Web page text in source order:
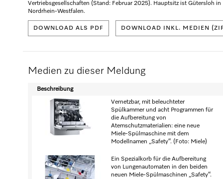
Vertriebsgesellschaften (Stand: Februar 2025). Hauptsitz ist Gütersloh in
Nordrhein-Westfalen.
DOWNLOAD ALS PDF DOWNLOAD INKL. MEDIEN
Medien zu dieser Meldung
Beschreibung
Vernetzbar, mit beleuchteter
Spülkammer und acht Programmen für
die Aufbereitung von
Atemschutzmaterialien: eine neue
Miele-Spülmaschine mit dem
Modellnamen „Safety“. (Foto: Miele)
Ein Spezialkorb für die Aufbereitung
von Lungenautomaten in den beiden
neuen Miele-Spülmaschinen „Safety“.